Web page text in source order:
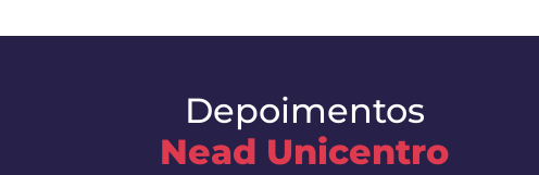
Depoimentos
Nead Unicentro